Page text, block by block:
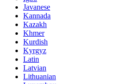
Javanese
Kannada
Kazakh
Khmer
Kurdish
Kyrgyz
Latin
Latvian
Lithuanian